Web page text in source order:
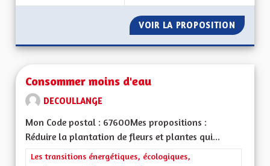
VOIR LA PROPOSITION UNE
Consommer moins d'eau
DECOULLANGE
Mon Code postal : 67600Mes propositions :
Réduire la plantation de fleurs et plantes qui...
Filtrer les résultats de la catégorie : Les transitions
Les transitions énergétiques, écologiques,